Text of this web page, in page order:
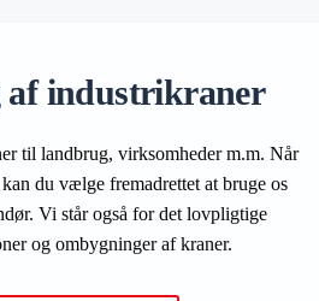
af industrikraner
til landbrug, virksomheder m.m. Når
du vælge fremadrettet at bruge os
Vi står også for det lovpligtige
og ombygninger af kraner.